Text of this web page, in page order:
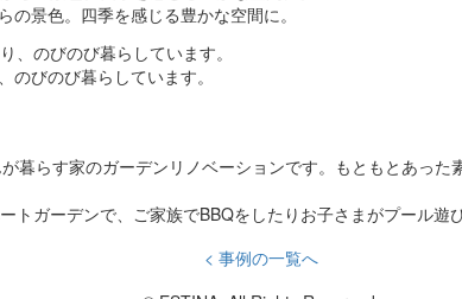
の景色。四季を感じる豊かな空間に。
びのび暮らしています。
暮らす家のガーデンリノベーションです。もともとあっ
トガーデンで、ご家族でBBQをしたりお子さまがプール遊
< 事例の一覧へ